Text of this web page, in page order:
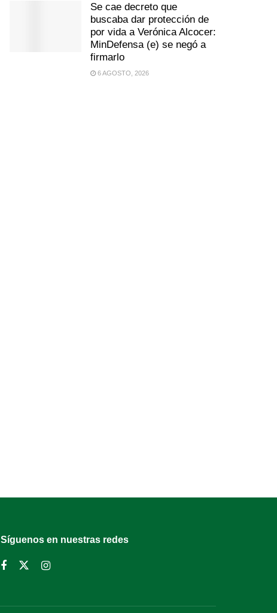
Se cae decreto que
buscaba dar protección de
por vida a Verónica Alcocer:
MinDefensa (e) se negó a
firmarlo
6 AGOSTO, 2026
Síguenos en nuestras redes